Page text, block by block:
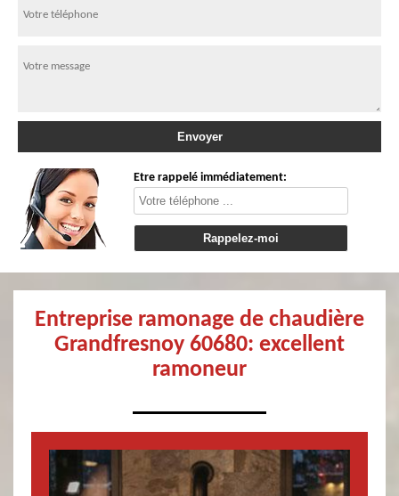
Etre rappelé immédiatement:
Entreprise ramonage de chaudière
Grandfresnoy 60680: excellent
ramoneur